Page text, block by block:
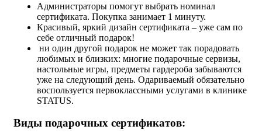
Администраторы помогут выбрать номинал
сертификата. Покупка занимает 1 минуту.
Красивый, яркий дизайн сертификата – уже сам по
себе отличный подарок!
ни один другой подарок не может так порадовать
любимых и близких: многие подарочные сервизы,
настольные игры, предметы гардероба забываются
уже на следующий день. Одариваемый обязательно
воспользуется первоклассными услугами в клинике
STATUS.
Виды подарочных сертификатов: